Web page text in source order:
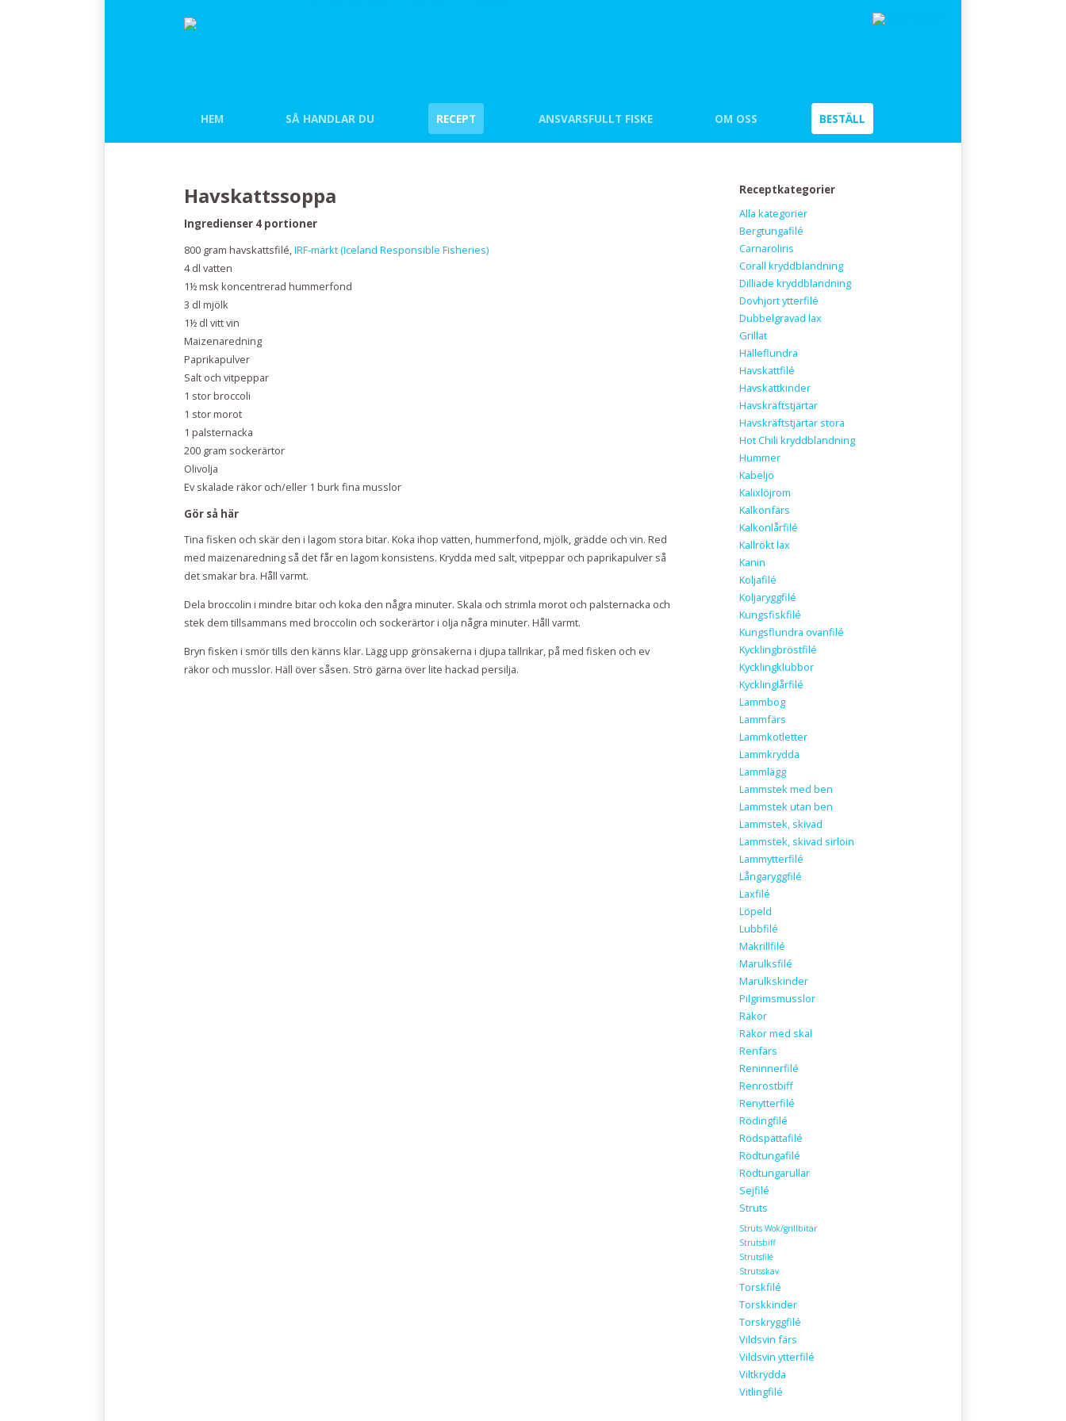
HEM SÅ HANDLAR DU RECEPT ANSVARSFULLT FISKE OM OSS BESTÄLL
Havskattssoppa
Ingredienser 4 portioner
800 gram havskattsfilé,IRF-märkt (Iceland Responsible Fisheries)
4 dl vatten
1½ msk koncentrerad hummerfond
3 dl mjölk
1½ dl vitt vin
Maizenaredning
Paprikapulver
Salt och vitpeppar
1 stor broccoli
1 stor morot
1 palsternacka
200 gram sockerärtor
Olivolja
Ev skalade räkor och/eller 1 burk fina musslor
Gör så här
Tina fisken och skär den i lagom stora bitar. Koka ihop vatten, hummerfond, mjölk, grädde och vin. Red
med maizenaredning så det får en lagom konsistens. Krydda med salt, vitpeppar och paprikapulver så
det smakar bra. Håll varmt.
Dela broccolin i mindre bitar och koka den några minuter. Skala och strimla morot och palsternacka och
stek dem tillsammans med broccolin och sockerärtor i olja några minuter. Håll varmt.
Bryn fisken i smör tills den känns klar. Lägg upp grönsakerna i djupa tallrikar, på med fisken och ev
räkor och musslor. Häll över såsen. Strö gärna över lite hackad persilja.
Receptkategorier
Alla kategorier
Bergtungafilé
Carnaroliris
Corall kryddblandning
Dilliade kryddblandning
Dovhjort ytterfilé
Dubbelgravad lax
Grillat
Hälleflundra
Havskattfilé
Havskattkinder
Havskräftstjärtar
Havskräftstjärtar stora
Hot Chili kryddblandning
Hummer
Kabeljo
Kalixlöjrom
Kalkonfärs
Kalkonlårfilé
Kallrökt lax
Kanin
Koljafilé
Koljaryggfilé
Kungsfiskfilé
Kungsflundra ovanfilé
Kycklingbröstfilé
Kycklingklubbor
Kycklinglårfilé
Lammbog
Lammfärs
Lammkotletter
Lammkrydda
Lammlägg
Lammstek med ben
Lammstek utan ben
Lammstek, skivad
Lammstek, skivad sirloin
Lammytterfilé
Långaryggfilé
Laxfilé
Löpeld
Lubbfilé
Makrillfilé
Marulksfilé
Marulkskinder
Pilgrimsmusslor
Räkor
Räkor med skal
Renfärs
Reninnerfilé
Renrostbiff
Renytterfilé
Rödingfilé
Rödspättafilé
Rödtungafilé
Rödtungarullar
Sejfilé
Struts
Struts Wok/grillbitar
Strutsbiff
Strutsfilé
Strutsskav
Torskfilé
Torskkinder
Torskryggfilé
Vildsvin färs
Vildsvin ytterfilé
Viltkrydda
Vitlingfilé